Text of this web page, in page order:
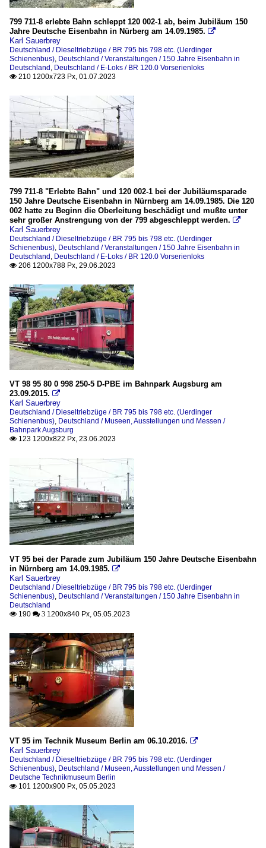
799 711-8 erlebte Bahn schleppt 120 002-1 ab, beim Jubiläum 150
Jahre Deutsche Eisenbahn in Nürberg am 14.09.1985. 
Karl Sauerbrey
Deutschland / Dieseltriebzüge / BR 795 bis 798 etc. (Uerdinger
Schienenbus) Deutschland / Veranstaltungen / 150 Jahre Eisenbahn in
Deutschland Deutschland / E-Loks / BR 120.0 Vorserienloks
 210 1200x723 Px, 01.07.2023
799 711-8 "Erlebte Bahn" und 120 002-1 bei der Jubiläumsparade
150 Jahre Deutsche Eisenbahn in Nürnberg am 14.09.1985. Die 120
002 hatte zu Beginn die Oberleitung beschädigt und mußte unter
sehr großer Anstrengung von der 799 abgeschleppt werden. 
Karl Sauerbrey
Deutschland / Dieseltriebzüge / BR 795 bis 798 etc. (Uerdinger
Schienenbus) Deutschland / Veranstaltungen / 150 Jahre Eisenbahn in
Deutschland Deutschland / E-Loks / BR 120.0 Vorserienloks
 206 1200x788 Px, 29.06.2023
VT 98 95 80 0 998 250-5 D-PBE im Bahnpark Augsburg am
23.09.2015. 
Karl Sauerbrey
Deutschland / Dieseltriebzüge / BR 795 bis 798 etc. (Uerdinger
Schienenbus) Deutschland / Museen, Ausstellungen und Messen /
Bahnpark Augsburg
 123 1200x822 Px, 23.06.2023
VT 95 bei der Parade zum Jubiläum 150 Jahre Deutsche Eisenbahn
in Nürnberg am 14.09.1985. 
Karl Sauerbrey
Deutschland / Dieseltriebzüge / BR 795 bis 798 etc. (Uerdinger
Schienenbus) Deutschland / Veranstaltungen / 150 Jahre Eisenbahn in
Deutschland
 190  3 1200x840 Px, 05.05.2023
VT 95 im Technik Museum Berlin am 06.10.2016. 
Karl Sauerbrey
Deutschland / Dieseltriebzüge / BR 795 bis 798 etc. (Uerdinger
Schienenbus) Deutschland / Museen, Ausstellungen und Messen /
Deutsche Technikmuseum Berlin
 101 1200x900 Px, 05.05.2023